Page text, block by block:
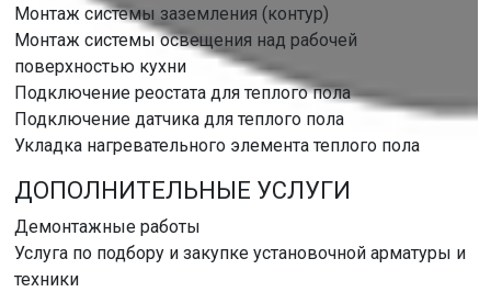
Монтаж системы заземления (контур)
Монтаж системы освещения над рабочей
поверхностью кухни
Подключение реостата для теплого пола
Подключение датчика для теплого пола
Укладка нагревательного элемента теплого пола
ДОПОЛНИТЕЛЬНЫЕ УСЛУГИ
Демонтажные работы
Услуга по подбору и закупке установочной арматуры и
техники